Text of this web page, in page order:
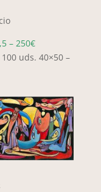
– 250€
uds. 40×50 –